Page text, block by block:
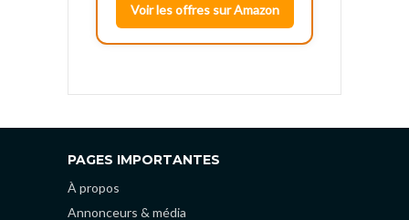
Voir les offres sur Amazon
PAGES IMPORTANTES
À propos
Annonceurs & média